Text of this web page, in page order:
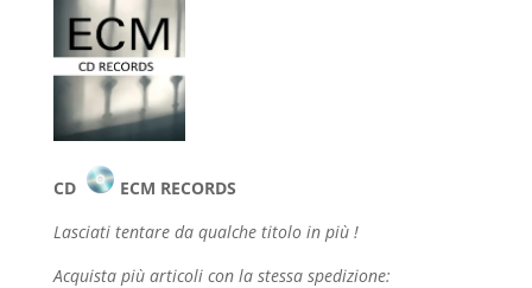
CD
ECM RECORDS
Lasciati tentare da qualche titolo in più !
Acquista più articoli con la stessa spedizione: